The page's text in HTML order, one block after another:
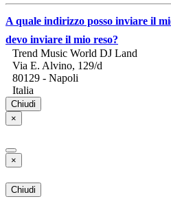
A quale indirizzo posso inviare il
devo inviare il mio reso?
Trend Music World DJ Land
Via E. Alvino, 129/d
80129 - Napoli
Italia
Chiudi
×
×
Chiudi